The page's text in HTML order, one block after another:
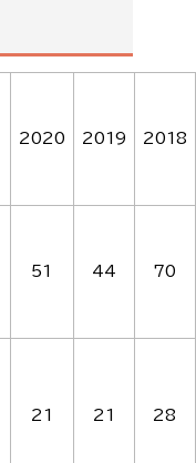
2020 2019 2018
51 44 70
21 21 28